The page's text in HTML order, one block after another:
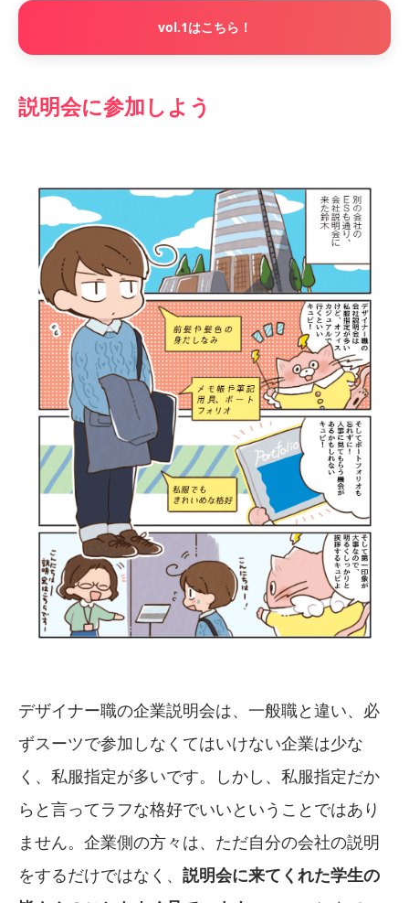
vol.1はこちら！
説明会に参加しよう
デザイナー職の企業説明会は、一般職と違い、必
ずスーツで参加しなくてはいけない企業は少な
く、私服指定が多いです。しかし、私服指定だか
らと言ってラフな格好でいいということではあり
ません。企業側の方々は、ただ自分の会社の説明
をするだけではなく、 説明会に来てくれた学生の